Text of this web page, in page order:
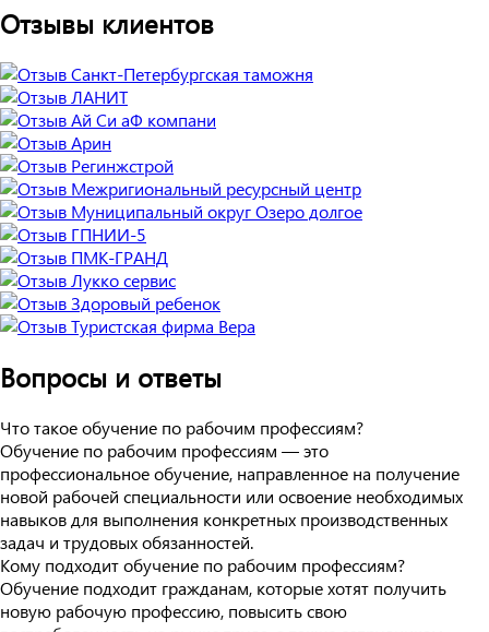
Отзывы клиентов
Вопросы и ответы
Что такое обучение по рабочим профессиям?
Обучение по рабочим профессиям — это
профессиональное обучение, направленное на получение
новой рабочей специальности или освоение необходимых
навыков для выполнения конкретных производственных
задач и трудовых обязанностей.
Кому подходит обучение по рабочим профессиям?
Обучение подходит гражданам, которые хотят получить
новую рабочую профессию, повысить свою